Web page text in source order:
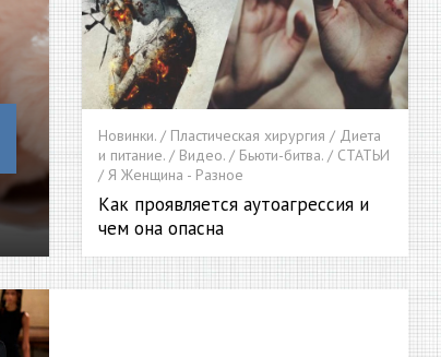
Новинки. / Пластическая хирургия / Диета
и питание. / Видео. / Бьюти-битва. / СТАТЬИ
/ Я Женщина - Разное
Как проявляется аутоагрессия и
чем она опасна